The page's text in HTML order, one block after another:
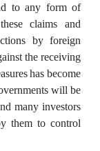
to any form of
claims and
by foreign
the receiving
has become
will be
many investors
them to control